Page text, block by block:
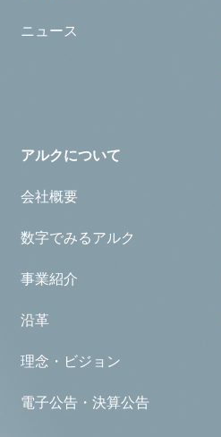
ニュース
アルクについて
会社概要
数字でみるアルク
事業紹介
沿革
理念・ビジョン
電子公告・決算公告